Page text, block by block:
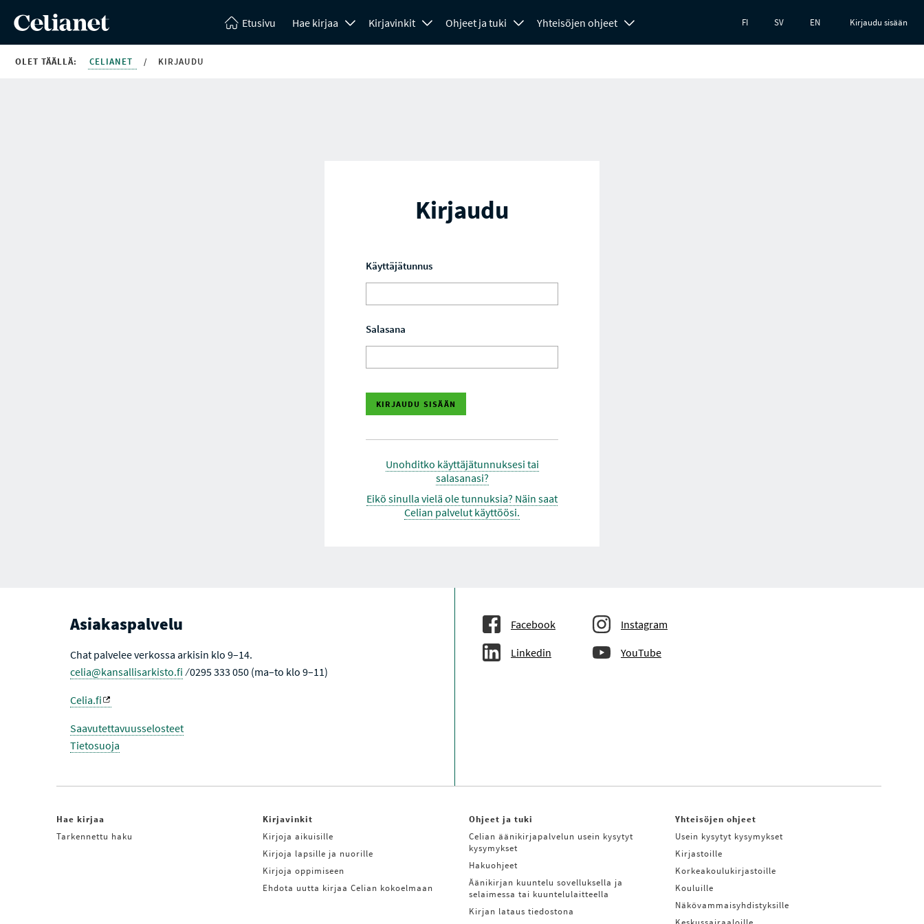
Etusivu Hae kirjaa Kirjavinkit Ohjeet ja tuki Yhteisöjen ohjeet FI SV EN Kirjaudu sisään
OLET TÄÄLLÄ: CELIANET / KIRJAUDU
Kirjaudu
Käyttäjätunnus
Salasana
Unohditko käyttäjätunnuksesi tai
salasanasi?
Eikö sinulla vielä ole tunnuksia? Näin saat
Celian palvelut käyttöösi.
Asiakaspalvelu
Chat palvelee verkossa arkisin klo 9–14.
celia@kansallisarkisto.fi ⁄ 0295 333 050 (ma–to klo 9–11)
Celia.fi
Saavutettavuusselosteet
Tietosuoja
Facebook Instagram
Linkedin YouTube
Hae kirjaa
Tarkennettu haku
Kirjavinkit
Kirjoja aikuisille
Kirjoja lapsille ja nuorille
Kirjoja oppimiseen
Ehdota uutta kirjaa Celian kokoelmaan
Ohjeet ja tuki
Celian äänikirjapalvelun usein kysytyt
kysymykset
Hakuohjeet
Äänikirjan kuuntelu sovelluksella ja
selaimessa tai kuuntelulaitteella
Kirjan lataus tiedostona
Yhteisöjen ohjeet
Usein kysytyt kysymykset
Kirjastoille
Korkeakoulukirjastoille
Kouluille
Näkövammaisyhdistyksille